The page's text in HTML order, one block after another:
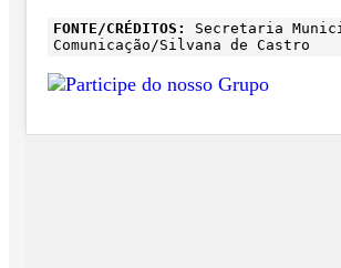
FONTE/CRÉDITOS:
Secretaria
Comunicação/Silvana de Castro